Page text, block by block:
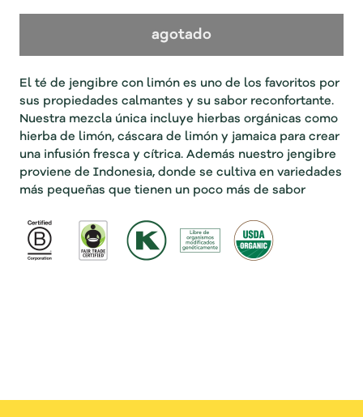
agotado
El té de jengibre con limón es uno de los favoritos por
sus propiedades calmantes y su sabor reconfortante.
Nuestra mezcla única incluye hierbas orgánicas como
hierba de limón, cáscara de limón y jamaica para crear
una infusión fresca y cítrica. Además nuestro jengibre
proviene de Indonesia, donde se cultiva en variedades
más pequeñas que tienen un poco más de sabor